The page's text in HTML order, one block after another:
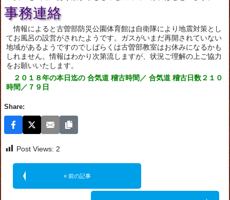
事務連絡
情報によると古曽部防災公園体育館は自衛隊により地震対策とし
てお風呂の設営がされたようです。ガスがいまだ再開されていない
地域があるようですのでしばらくは古曽部教室はお休みになるかも
しれません。情報はわかり次第流しますが、状況ご理解の上ご協力
をお願いいたします。
２０１８年の本日迄の 合気道 稽古時間／ 合気道 稽古日数２１０
時間／７９日
Share:
Post Views: 2
« 前の記事